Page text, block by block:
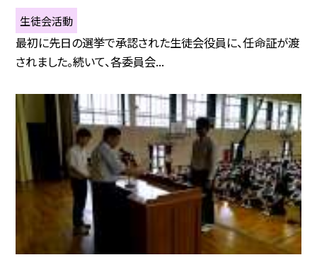
生徒会活動
最初に先日の選挙で承認された生徒会役員に、任命証が渡
されました。続いて、各委員会...